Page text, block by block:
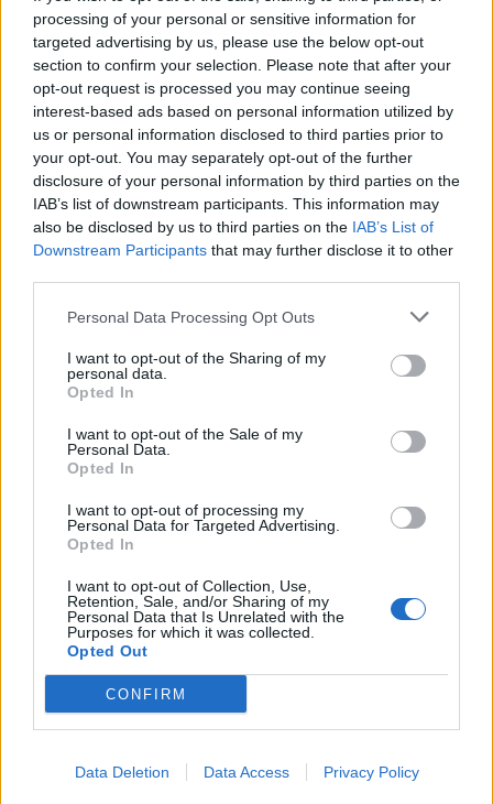
processing of your personal or sensitive information for
targeted advertising by us, please use the below opt-out
section to confirm your selection. Please note that after your
opt-out request is processed you may continue seeing
interest-based ads based on personal information utilized by
us or personal information disclosed to third parties prior to
your opt-out. You may separately opt-out of the further
disclosure of your personal information by third parties on the
IAB’s list of downstream participants. This information may
also be disclosed by us to third parties on the IAB’s List of
Downstream Participants that may further disclose it to other
Personal Data Processing Opt Outs
I want to opt-out of the Sharing of my
personal data.
Opted In
I want to opt-out of the Sale of my
Personal Data.
Opted In
I want to opt-out of processing my
Personal Data for Targeted Advertising.
Opted In
I want to opt-out of Collection, Use,
Retention, Sale, and/or Sharing of my
Personal Data that Is Unrelated with the
Purposes for which it was collected.
Opted Out
CONFIRM
Data Deletion Data Access Privacy Policy
Tags: Eventos Troféu Sua Majestade Rei Juan Carlos
Redação
Fira de Barcelona promove debate sobre o
potencial dos oceanos
VICTORIA CALDERON 30 DE JULHO, 2026